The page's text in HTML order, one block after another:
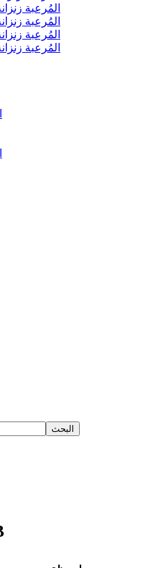
المُرعبة زنزانة
المُرعبة زنزانة
المُرعبة زنزانة
المُرعبة زنزانة